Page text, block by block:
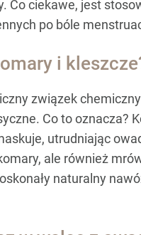
Co ciekawe, jest
po bóle
i
związek
Co to oznacza?
utrudniając
ale również
naturalny